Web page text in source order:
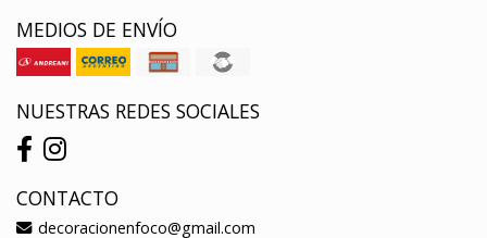
MEDIOS DE ENVÍO
NUESTRAS REDES SOCIALES
CONTACTO
decoracionenfoco@gmail.com